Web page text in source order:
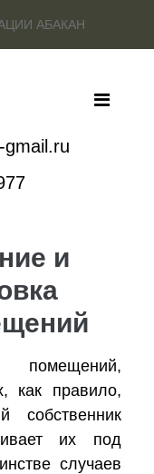
АБАКАН
gmail.ru
и
как правило,
собственник
их под
случаев